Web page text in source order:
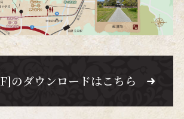
のダウンロードはこちら